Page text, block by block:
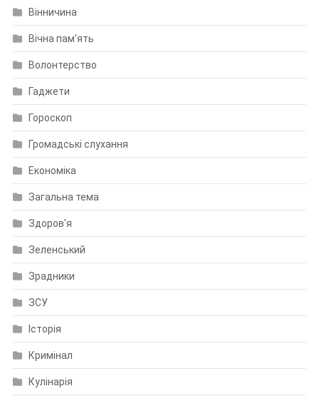
Вінничина
Вічна пам'ять
Волонтерство
Гаджети
Гороскоп
Громадські слухання
Економіка
Загальна тема
Здоров'я
Зеленський
Зрадники
ЗСУ
Історія
Кримінал
Кулінарія